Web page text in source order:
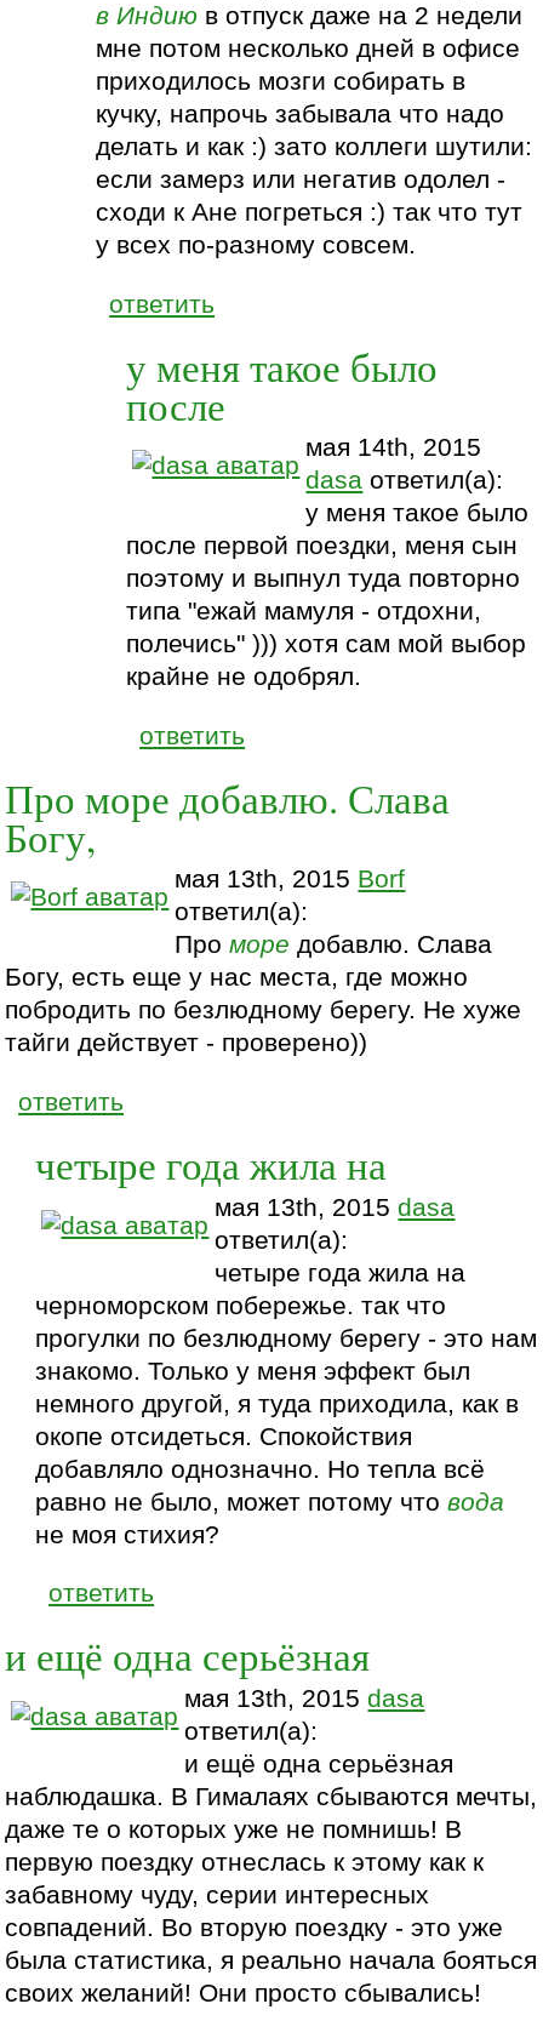
в Индию в отпуск даже на 2 недели
мне потом несколько дней в офисе
приходилось мозги собирать в
кучку, напрочь забывала что надо
делать и как :) зато коллеги шутили:
если замерз или негатив одолел -
сходи к Ане погреться :) так что тут
у всех по-разному совсем.
ответить
у меня такое было
после
мая 14th, 2015
dasa ответил(а):
у меня такое было
после первой поездки, меня сын
поэтому и выпнул туда повторно
типа "ежай мамуля - отдохни,
полечись" ))) хотя сам мой выбор
крайне не одобрял.
ответить
Про море добавлю. Слава
Богу,
мая 13th, 2015 Borf
ответил(а):
Проморе добавлю. Слава
Богу, есть еще у нас места, где можно
побродить по безлюдному берегу. Не хуже
тайги действует - проверено))
ответить
четыре года жила на
мая 13th, 2015dasa
ответил(а):
четыре года жила на
черноморском побережье. так что
прогулки по безлюдному берегу - это нам
знакомо. Только у меня эффект был
немного другой, я туда приходила, как в
окопе отсидеться. Спокойствия
добавляло однозначно. Но тепла всё
равно не было, может потому чтовода
не моя стихия?
ответить
и ещё одна серьёзная
мая 13th, 2015dasa
ответил(а):
и ещё одна серьёзная
наблюдашка. В Гималаях сбываются мечты,
даже те о которых уже не помнишь! В
первую поездку отнеслась к этому как к
забавному чуду, серии интересных
совпадений. Во вторую поездку - это уже
была статистика, я реально начала бояться
своих желаний! Они просто сбывались!